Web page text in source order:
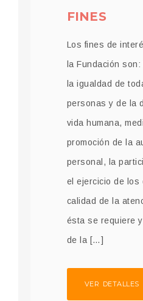
FINES
Los fines de
la Fundación
la igualdad de
personas y de la
vida humana,
promoción de la
personal, la
el ejercicio de los
calidad de la
ésta se requiere
de la […]
VER DETALLES